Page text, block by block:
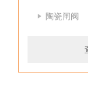
陶瓷闸阀